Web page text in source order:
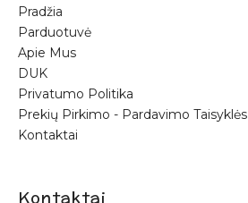
Pradžia
Parduotuvė
Apie Mus
DUK
Privatumo Politika
Prekių Pirkimo - Pardavimo Taisyklės
Kontaktai